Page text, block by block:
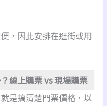
，因此安排在逛街或用
線上購票 vs 現場購票
是搞清楚門票價格，以